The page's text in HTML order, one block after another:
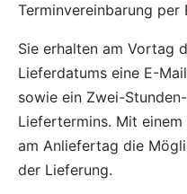
Terminvereinbarung per
Sie erhalten am Vortag
Lieferdatums eine E-
sowie ein Zwei-
Liefertermins. Mit
am Anliefertag die
der Lieferung.